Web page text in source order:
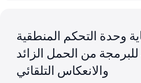
وحدة التحكم المنطقية
للبرمجة من الحمل الزائد
والانعكاس التلقائي